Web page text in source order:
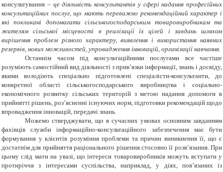
консультування – це діяльність консультантів у сфері надання професійних
консультаційних послуг, що мають переважно рекомендаційний характер і
які покликані допомагати сільськогосподарським товаровиробникам та
жителям сільської місцевості в реалізації їх цілей і завдань шляхом
вирішення проблем різного характеру, виявлення і використання наявних
резервів, нових можливостей, упровадження інновацій, організації навчання.
Останнім часом під консультаційними послугами все частіше
розуміють самостійний вид діяльності з прив’язки інформації, знань і досвіду,
якими володіють спеціально підготовлені спеціалісти-консультанти, до
конкретної області сільськогосподарського виробництва і соціально-
економічного розвитку сільських територій з метою надання допомоги в
прийнятті рішень, роз’ясненні існуючих норм, підготовки рекомендацій щодо
впровадження інновацій, передачі знань.
Можемо стверджувати, що в сучасних умовах основним завданням
фахівців служби інформаційно-консультаційного забезпечення має бути
формування у клієнтів розуміння проблеми та причин виникнення її, що є
достатнім для прийняття раціонального рішення стосовно її розв’язання. При
цьому слід мати на увазі, що інтереси товаровиробників можуть вступати у
протиріччя з інтересами суспільства, наприклад, у діях, пов’язаних із